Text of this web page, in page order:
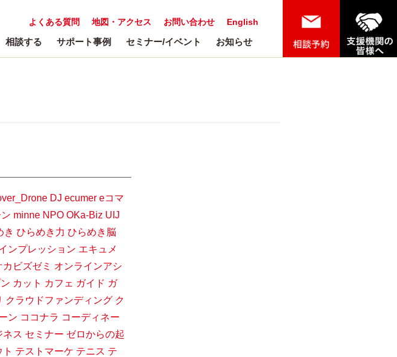
English
お問い合わせ
地図・アクセス
よくある質問
相談する サポート事例 セミナー/イベント お知らせ
DJ ecumer eコマ
minne NPO OKa-Biz UIJ
き ひらめき力 ひらめき脳
ンプレッション エキュメ
カビズゼミ オンラインアシ
カット カフェ ガイド ガ
クラウドファンディング ク
ン ココナラ コーディネー
ネス セミナー ゼロからの起
テストマーケ テニス テ